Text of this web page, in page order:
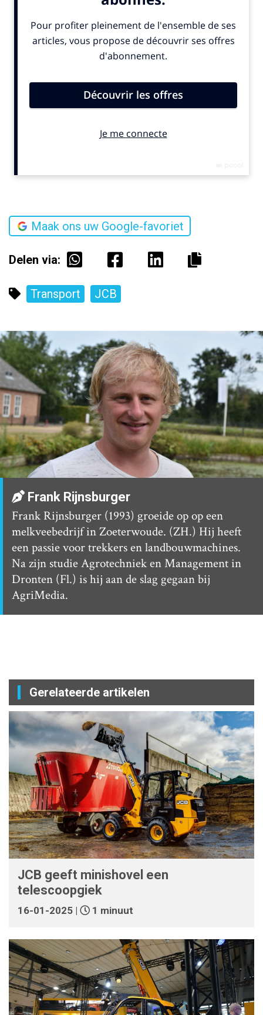
Maak ons uw Google-favoriet
Delen via:
Transport JCB
Frank Rijnsburger
Frank Rijnsburger (1993) groeide op op een
melkveebedrijf in Zoeterwoude. (ZH.) Hij heeft
een passie voor trekkers en landbouwmachines.
Na zijn studie Agrotechniek en Management in
Dronten (Fl.) is hij aan de slag gegaan bij
AgriMedia.
Gerelateerde artikelen
JCB geeft minishovel een
telescoopgiek
16-01-2025 | 1 minuut